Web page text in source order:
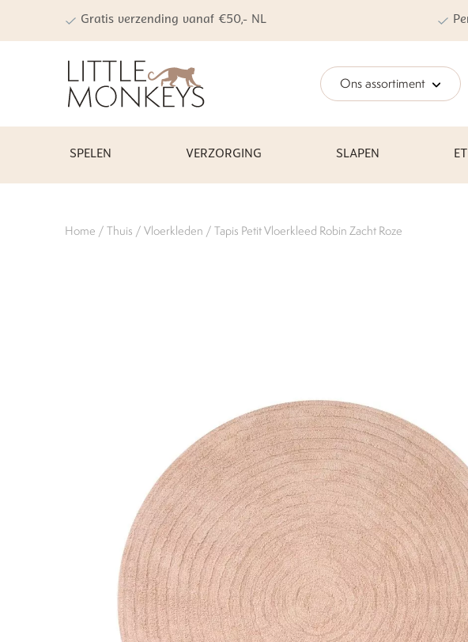
Gratis verzending vanaf €50,- NL
Ons assortiment
SPELEN VERZORGING SLAPEN
Home / Thuis / Vloerkleden / Tapis Petit Vloerkleed Robin Zacht Roze